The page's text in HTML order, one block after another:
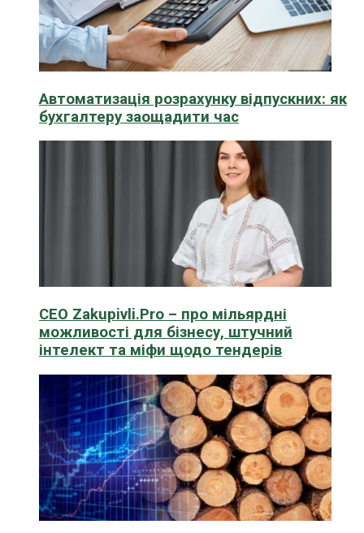
Автоматизація розрахунку відпускних: як
бухгалтеру заощадити час
CEO Zakupivli.Pro – про мільярдні
можливості для бізнесу, штучний
інтелект та міфи щодо тендерів